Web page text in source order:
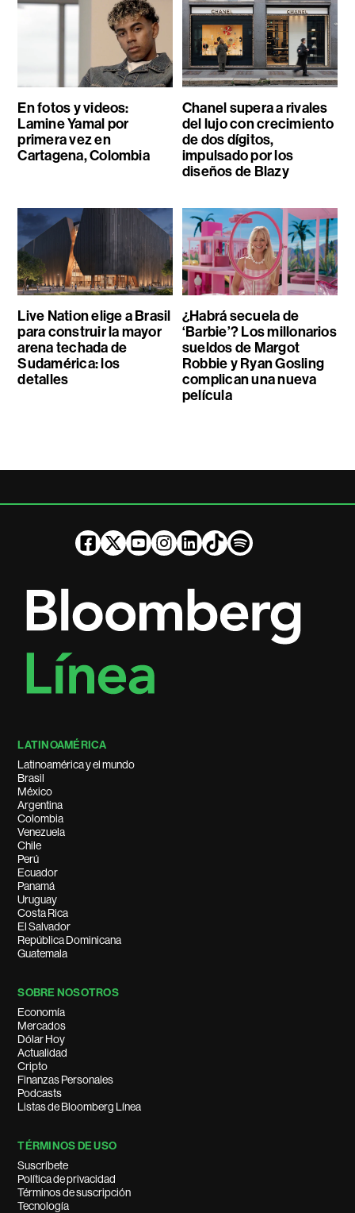
En fotos y videos:
Lamine Yamal por
primera vez en
Cartagena, Colombia
Chanel supera a rivales
del lujo con crecimiento
de dos dígitos,
impulsado por los
diseños de Blazy
Live Nation elige a Brasil
para construir la mayor
arena techada de
Sudamérica: los
detalles
¿Habrá secuela de
‘Barbie’? Los millonarios
sueldos de Margot
Robbie y Ryan Gosling
complican una nueva
película
LATINOAMÉRICA
Latinoamérica y el mundo
Brasil
México
Argentina
Colombia
Venezuela
Chile
Perú
Ecuador
Panamá
Uruguay
Costa Rica
El Salvador
República Dominicana
Guatemala
SOBRE NOSOTROS
Economía
Mercados
Dólar Hoy
Actualidad
Cripto
Finanzas Personales
Podcasts
Listas de Bloomberg Línea
TÉRMINOS DE USO
Suscríbete
Política de privacidad
Términos de suscripción
Tecnología